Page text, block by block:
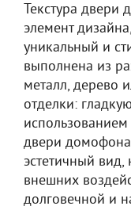
Текстура двери
элемент
уникальный и
выполнена из
металл, дерево
отделки:
использованием
двери домофона
эстетичный вид,
внешних
долговечной и